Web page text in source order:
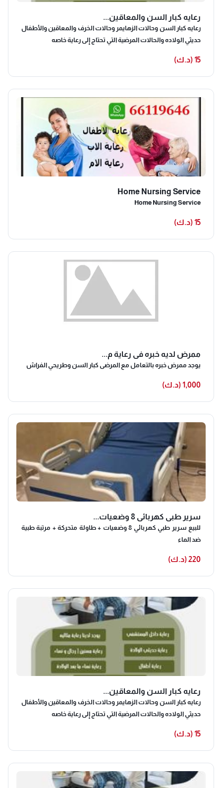
رعايه كبار السن والمعاقين...
رعايه كبار السن وحالات الزهايمر وحالات الخرف والمعاقين والأطفال
حديثي الولاده والحالات المرضية التي تحتاج إلى رعاية خاصه
15 (د.ك)
Home Nursing Service
Home Nursing Service
15 (د.ك)
ممرض لديه خبره في رعاية م...
يوجد ممرض خبره بالتعامل مع المرضى كبار السن وطريحي الفراش
1,000 (د.ك)
سرير طبي كهربائي 8 وضعيات...
للبيع سرير طبي كهربائي 8 وضعيات + طاولة متحركة + مرتبة طبية
ضد الماء
220 (د.ك)
رعايه كبار السن والمعاقين...
رعايه كبار السن وحالات الزهايمر وحالات الخرف والمعاقين والأطفال
حديثي الولاده والحالات المرضية التي تحتاج إلى رعاية خاصه
15 (د.ك)